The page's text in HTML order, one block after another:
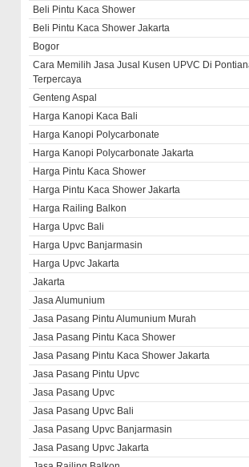
Beli Pintu Kaca Shower
Beli Pintu Kaca Shower Jakarta
Bogor
Cara Memilih Jasa Jusal Kusen UPVC Di
Terpercaya
Genteng Aspal
Harga Kanopi Kaca Bali
Harga Kanopi Polycarbonate
Harga Kanopi Polycarbonate Jakarta
Harga Pintu Kaca Shower
Harga Pintu Kaca Shower Jakarta
Harga Railing Balkon
Harga Upvc Bali
Harga Upvc Banjarmasin
Harga Upvc Jakarta
Jakarta
Jasa Alumunium
Jasa Pasang Pintu Alumunium Murah
Jasa Pasang Pintu Kaca Shower
Jasa Pasang Pintu Kaca Shower Jakarta
Jasa Pasang Pintu Upvc
Jasa Pasang Upvc
Jasa Pasang Upvc Bali
Jasa Pasang Upvc Banjarmasin
Jasa Pasang Upvc Jakarta